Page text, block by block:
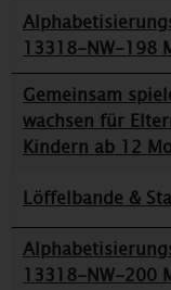
13318-NW-198
Gemeinsam
wachsen für
Kindern ab 12
Löffelbande &
13318-NW-200